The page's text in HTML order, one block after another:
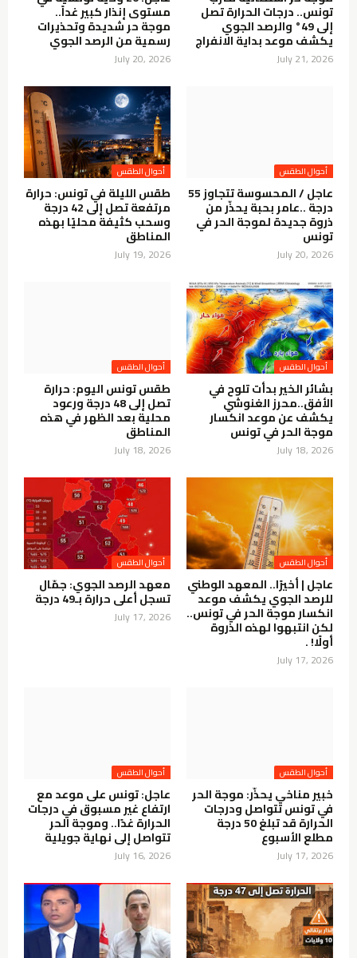
تونس.. درجات الحرارة تصل
إلى 49° والرصد الجوي
يكشف موعد بداية الانفراج
July 21, 2026
مستوى إنذار كبير غداً..
موجة حر شديدة وتحذيرات
رسمية من الرصد الجوي
July 20, 2026
أحوال الطقس
عاجل / المحسوسة تتجاوز 55
درجة ..عامر بحبة يحذّر من
ذروة جديدة لموجة الحر في
تونس
July 20, 2026
أحوال الطقس
طقس الليلة في تونس: حرارة
مرتفعة تصل إلى 42 درجة
وسحب كثيفة محليًا بهذه
المناطق
July 19, 2026
أحوال الطقس
بشائر الخير بدأت تلوح في
الأفق..محرز الغنوشي
يكشف عن موعد انكسار
موجة الحر في تونس
July 18, 2026
أحوال الطقس
طقس تونس اليوم: حرارة
تصل إلى 48 درجة ورعود
محلية بعد الظهر في هذه
المناطق
July 18, 2026
أحوال الطقس
عاجل | أخيرًا.. المعهد الوطني
للرصد الجوي يكشف موعد
انكسار موجة الحر في تونس..
لكن انتبهوا لهذه الذروة
أولًا! .
July 17, 2026
أحوال الطقس
معهد الرصد الجوي: جمّال
تسجل أعلى حرارة بـ49 درجة
July 17, 2026
أحوال الطقس
خبير مناخي يحذّر: موجة الحر
في تونس تتواصل ودرجات
الحرارة قد تبلغ 50 درجة
مطلع الأسبوع
July 17, 2026
أحوال الطقس
عاجل: تونس على موعد مع
ارتفاع غير مسبوق في درجات
الحرارة غدًا.. وموجة الحر
تتواصل إلى نهاية جويلية
July 16, 2026